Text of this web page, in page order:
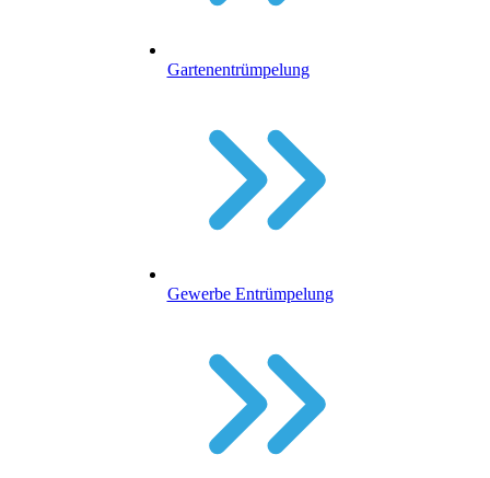
Gartenentrümpelung
Gewerbe Entrümpelung